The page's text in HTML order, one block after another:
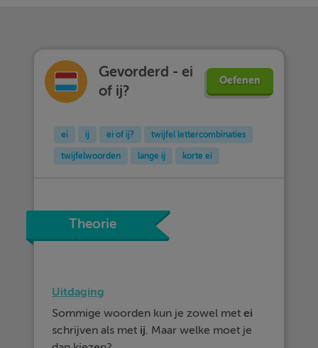
Gevorderd - ei
of ij?
Oefenen
ei ij ei of ij? twijfel lettercombinaties
twijfelwoorden lange ij korte ei
Theorie
Uitdaging
Sommige woorden kun je zowel metei
schrijven als met ij. Maar welke moet je